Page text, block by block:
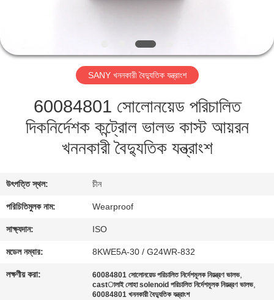
যোগাযোগ
উদ্ধৃতির
জন্য
সাইট
ম্যাপ
PRIVACY
POLICY
SANY খননকারী বৈদ্যুতিক যন্ত্রাংশ
60084801 সোলোনয়েড পরিচালিত
দিকনির্দেশক কন্ট্রোল ভালভ কাস্ট আয়রন
খননকারী বৈদ্যুতিক যন্ত্রাংশ
উৎপত্তি স্থল: চীন
পরিচিতিমুলক নাম: Wearproof
সাক্ষ্যদান: ISO
মডেল নম্বার: 8KWE5A-30 / G24WR-832
লক্ষণীয় করা: 60084801 সোলোনয়েড পরিচালিত নির্দেশমূলক নিয়ন্ত্রণ ভালভ,
castালাই লোহা solenoid পরিচালিত নির্দেশমূলক নিয়ন্ত্রণ ভালভ,
60084801 খননকারী বৈদ্যুতিক যন্ত্রাংশ